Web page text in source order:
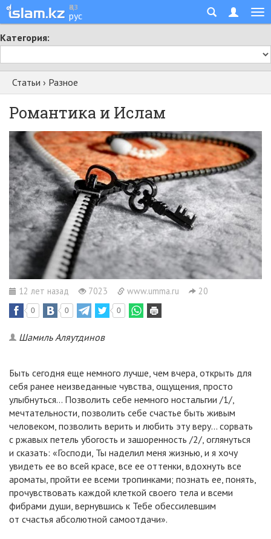
қаз
рус
Категория:
Статьи › Разное
Романтика и Ислам
12 лет назад 7023 www.umma.ru 20
0 0 0
Шамиль Аляутдинов
Быть сегодня еще немного лучше, чем вчера, открыть для
себя ранее неизведанные чувства, ощущения, просто
улыбнуться... Позволить себе немного ностальгии /1/,
мечтательности, позволить себе счастье быть живым
человеком, позволить верить и любить эту веру... сорвать
с ржавых петель убогость и зашоренность /2/, оглянуться
и сказать: «Господи, Ты наделил меня жизнью, и я хочу
увидеть ее во всей красе, все ее оттенки, вдохнуть все
ароматы, пройти ее всеми тропинками; познать ее, понять,
прочувствовать каждой клеткой своего тела и всеми
фибрами души, вернувшись к Тебе обессилевшим
от счастья абсолютной самоотдачи».